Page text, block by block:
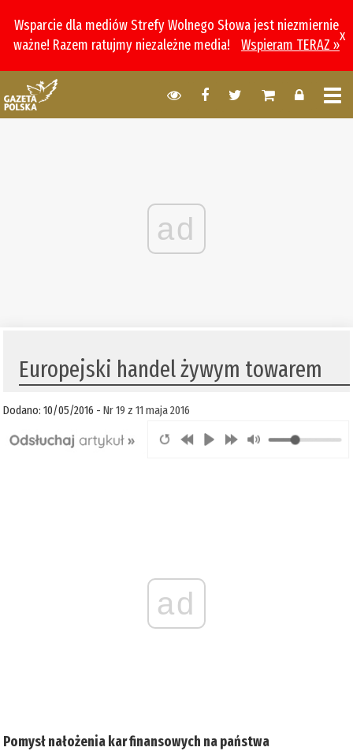
Wsparcie dla mediów Strefy Wolnego Słowa jest niezmiernie
ważne! Razem ratujmy niezależne media!
Wspieram TERAZ »
x
ad
Europejski handel żywym towarem
Dodano: 10/05/2016 -Nr 19 z 11 maja 2016
ad
Pomysł nałożenia kar finansowych na państwa